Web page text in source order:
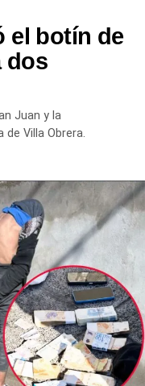
médica y
retirara del lugar
y el
con el objetivo de
el botín de
dos
Juan y la
Villa Obrera.